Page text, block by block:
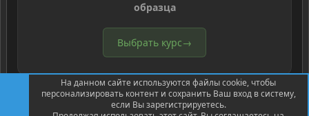
образца
Выбрать курс→
На данном сайте используются файлы cookie, чтобы
персонализировать контент и сохранить Ваш вход в систему,
если Вы зарегистрируетесь.